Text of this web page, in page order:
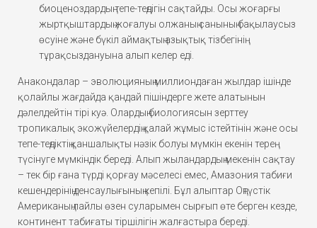
биоценоздардың тепе-теңдігін сақтайды. Осы жоғарғы
жыртқыштардың жоғалуы олжаның санының бақылаусыз
өсуіне және бүкіл аймақтың азықтық тізбегінің
тұрақсыздануына алып келер еді.
Анакондалар – эволюцияның миллиондаған жылдар ішінде
қолайлы жағдайда қандай пішіндерге жете алатынын
дәлелдейтін тірі куә. Олардың биологиясын зерттеу
тропикалық экожүйелердің қалай жұмыс істейтінін және осы
тепе-теңдіктің қаншалықты нәзік болуы мүмкін екенін терең
түсінуге мүмкіндік береді. Алып жыландардың мекенін сақтау
– тек бір ғана түрді қорғау мәселесі емес, Амазония табиғи
кешендерінің денсаулығының кепілі. Бұл алыптар Оңтүстік
Американың лайлы өзен суларымен сырғып өте берген кезде,
континент табиғаты тіршілігін жалғастыра береді.